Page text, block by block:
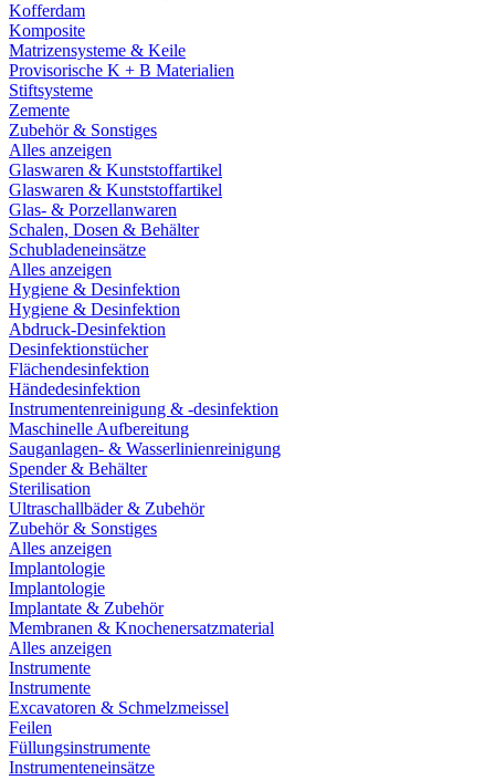
Kofferdam
Komposite
Matrizensysteme & Keile
Provisorische K + B Materialien
Stiftsysteme
Zemente
Zubehör & Sonstiges
Alles anzeigen
Glaswaren & Kunststoffartikel
Glaswaren & Kunststoffartikel
Glas- & Porzellanwaren
Schalen, Dosen & Behälter
Schubladeneinsätze
Alles anzeigen
Hygiene & Desinfektion
Hygiene & Desinfektion
Abdruck-Desinfektion
Desinfektionstücher
Flächendesinfektion
Händedesinfektion
Instrumentenreinigung & -desinfektion
Maschinelle Aufbereitung
Sauganlagen- & Wasserlinienreinigung
Spender & Behälter
Sterilisation
Ultraschallbäder & Zubehör
Zubehör & Sonstiges
Alles anzeigen
Implantologie
Implantologie
Implantate & Zubehör
Membranen & Knochenersatzmaterial
Alles anzeigen
Instrumente
Instrumente
Excavatoren & Schmelzmeissel
Feilen
Füllungsinstrumente
Instrumenteneinsätze